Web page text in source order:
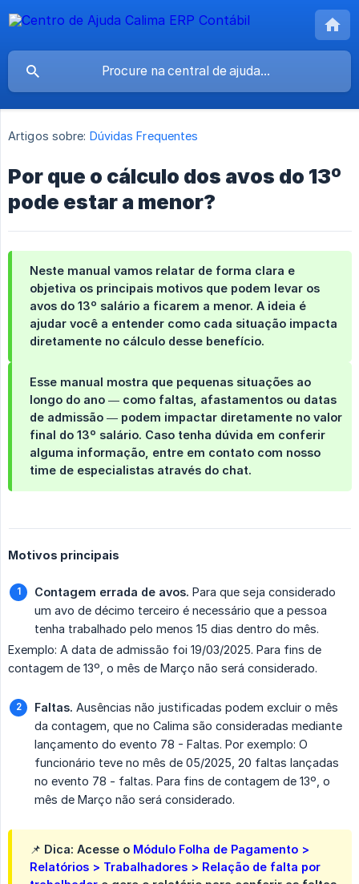
Artigos sobre: Dúvidas Frequentes
Por que o cálculo dos avos do 13º
pode estar a menor?
Neste manual vamos relatar de forma clara e
objetiva os principais motivos que podem levar os
avos do 13º salário a ficarem a menor. A ideia é
ajudar você a entender como cada situação impacta
diretamente no cálculo desse benefício.
Esse manual mostra que pequenas situações ao
longo do ano — como faltas, afastamentos ou datas
de admissão — podem impactar diretamente no valor
final do 13º salário. Caso tenha dúvida em conferir
alguma informação, entre em contato com nosso
time de especialistas através do chat.
Motivos principais
Contagem errada de avos. Para que seja considerado
um avo de décimo terceiro é necessário que a pessoa
tenha trabalhado pelo menos 15 dias dentro do mês.
Exemplo: A data de admissão foi 19/03/2025. Para fins de
contagem de 13º, o mês de Março não será considerado.
Faltas. Ausências não justificadas podem excluir o mês
da contagem, que no Calima são consideradas mediante
lançamento do evento 78 - Faltas. Por exemplo: O
funcionário teve no mês de 05/2025, 20 faltas lançadas
no evento 78 - faltas. Para fins de contagem de 13º, o
mês de Março não será considerado.
📌 Dica: Acesse o Módulo Folha de Pagamento >
Relatórios > Trabalhadores > Relação de falta por